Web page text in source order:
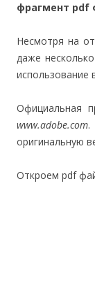
фрагмент pdf
Несмотря на
даже
использование
Официальная
www.adobe.com.
оригинальную
Откроем pdf